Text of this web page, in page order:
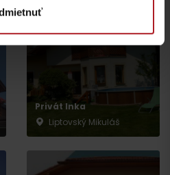
Privát Inka
Liptovský Mikuláš